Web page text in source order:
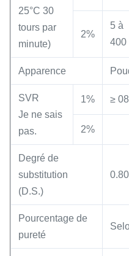
25°C 30
tours par
minute)
2%
5 à
400
Apparence
SVR
Je ne sais
pas.
1% ≥
2%
Degré de
substitution
(D.S.)
Pourcentage de
pureté